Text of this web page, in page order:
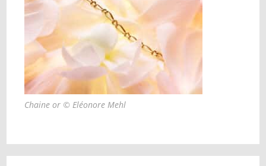
Chaine or © Eléonore Mehl